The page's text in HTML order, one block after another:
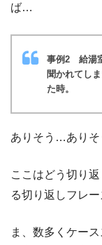
ば…
事例2 給湯
聞かれてし
た時。
ありそう…ありそ
ここはどう切り
る切り返しフレ
ま、数多くケー